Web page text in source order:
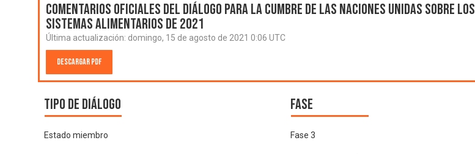
Comentarios oficiales del Diálogo para la Cumbre de las Naciones Unidas sobre los
Sistemas Alimentarios de 2021
Última actualización: domingo, 15 de agosto de 2021 0:06 UTC
Descargar PDF
Tipo de diálogo
Estado miembro
Fase
Fase 3